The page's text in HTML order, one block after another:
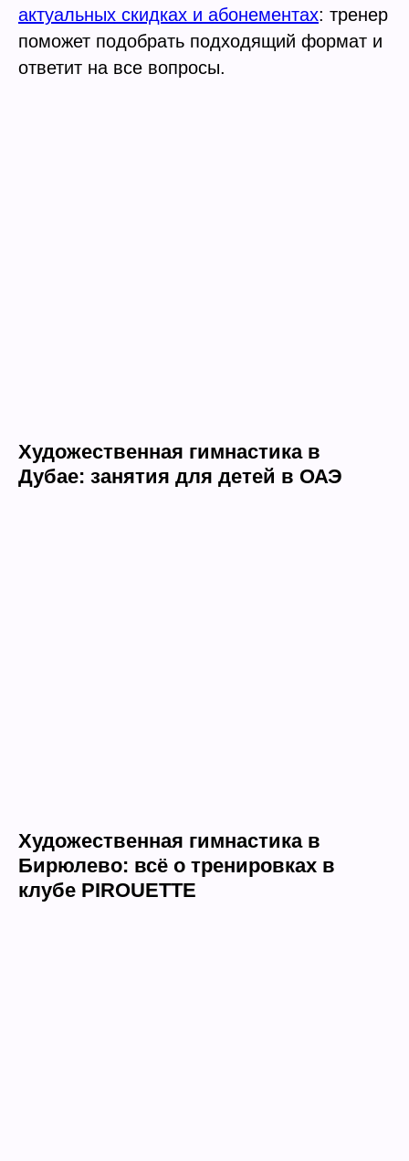
актуальных скидках и абонементах: тренер
поможет подобрать подходящий формат и
ответит на все вопросы.
Художественная гимнастика в
Дубае: занятия для детей в ОАЭ
Художественная гимнастика в
Бирюлево: всё о тренировках в
клубе PIROUETTE